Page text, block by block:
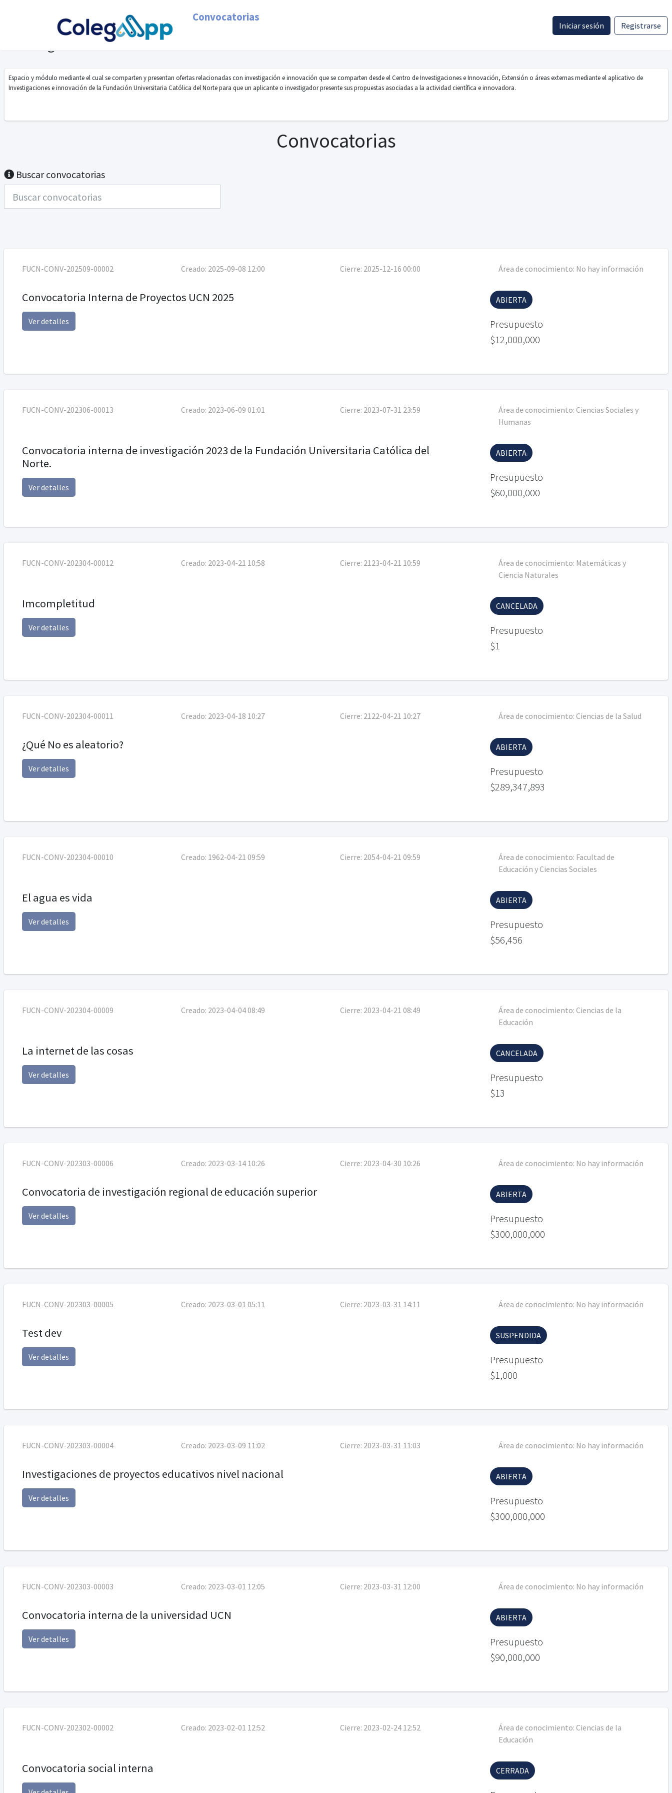
Convocatorias
Iniciar sesión Registrarse
Investigaciones e innovación
Espacio y módulo mediante el cual se comparten y presentan ofertas relacionadas con investigación e innovación que se comparten desde el Centro de Investigaciones e Innovación, Extensión o áreas externas mediante el aplicativo de
Investigaciones e innovación de la Fundación Universitaria Católica del Norte para que un aplicante o investigador presente sus propuestas asociadas a la actividad científica e innovadora.
Convocatorias
Buscar convocatorias
FUCN-CONV-202509-00002 Creado: 2025-09-08 12:00 Cierre: 2025-12-16 00:00 Área de conocimiento: No hay información
Convocatoria Interna de Proyectos UCN 2025
Ver detalles
ABIERTA
Presupuesto
$12,000,000
FUCN-CONV-202306-00013 Creado: 2023-06-09 01:01 Cierre: 2023-07-31 23:59 Área de conocimiento: Ciencias Sociales y
Humanas
Convocatoria interna de investigación 2023 de la Fundación Universitaria Católica del
Norte.
Ver detalles
ABIERTA
Presupuesto
$60,000,000
FUCN-CONV-202304-00012 Creado: 2023-04-21 10:58 Cierre: 2123-04-21 10:59 Área de conocimiento: Matemáticas y
Ciencia Naturales
Imcompletitud
Ver detalles
CANCELADA
Presupuesto
$1
FUCN-CONV-202304-00011 Creado: 2023-04-18 10:27 Cierre: 2122-04-21 10:27 Área de conocimiento: Ciencias de la Salud
¿Qué No es aleatorio?
Ver detalles
ABIERTA
Presupuesto
$289,347,893
FUCN-CONV-202304-00010 Creado: 1962-04-21 09:59 Cierre: 2054-04-21 09:59 Área de conocimiento: Facultad de
Educación y Ciencias Sociales
El agua es vida
Ver detalles
ABIERTA
Presupuesto
$56,456
FUCN-CONV-202304-00009 Creado: 2023-04-04 08:49 Cierre: 2023-04-21 08:49 Área de conocimiento: Ciencias de la
Educación
La internet de las cosas
Ver detalles
CANCELADA
Presupuesto
$13
FUCN-CONV-202303-00006 Creado: 2023-03-14 10:26 Cierre: 2023-04-30 10:26 Área de conocimiento: No hay información
Convocatoria de investigación regional de educación superior
Ver detalles
ABIERTA
Presupuesto
$300,000,000
FUCN-CONV-202303-00005 Creado: 2023-03-01 05:11 Cierre: 2023-03-31 14:11 Área de conocimiento: No hay información
Test dev
Ver detalles
SUSPENDIDA
Presupuesto
$1,000
FUCN-CONV-202303-00004 Creado: 2023-03-09 11:02 Cierre: 2023-03-31 11:03 Área de conocimiento: No hay información
Investigaciones de proyectos educativos nivel nacional
Ver detalles
ABIERTA
Presupuesto
$300,000,000
FUCN-CONV-202303-00003 Creado: 2023-03-01 12:05 Cierre: 2023-03-31 12:00 Área de conocimiento: No hay información
Convocatoria interna de la universidad UCN
Ver detalles
ABIERTA
Presupuesto
$90,000,000
FUCN-CONV-202302-00002 Creado: 2023-02-01 12:52 Cierre: 2023-02-24 12:52 Área de conocimiento: Ciencias de la
Educación
Convocatoria social interna CERRADA